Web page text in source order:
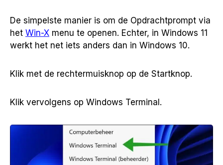
De simpelste manier is om de Opdrachtprompt via
het Win-X menu te openen. Echter, in Windows 11
werkt het net iets anders dan in Windows 10.
Klik met de rechtermuisknop op de Startknop.
Klik vervolgens op Windows Terminal.